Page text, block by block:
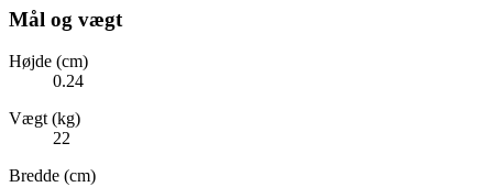
Mål og vægt
Højde (cm)
0.24
Vægt (kg)
22
Bredde (cm)